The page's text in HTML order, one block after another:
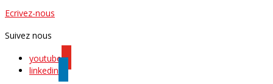
Ecrivez-nous
Suivez nous
youtube
linkedin